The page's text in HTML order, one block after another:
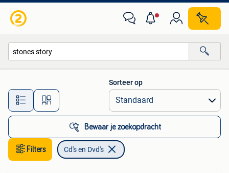
Alle afstanden…
Sorteer op
Bewaar je zoekopdracht
Filters Cd's en Dvd's